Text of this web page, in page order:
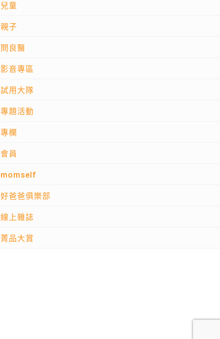
兒童
親子
問良醫
影音專區
試用大隊
專題活動
專欄
會員
momself
好爸爸俱樂部
線上雜誌
菁品大賞